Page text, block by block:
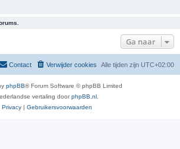
Ga naar
Alle tijden zijn UTC+02:00
Verwijder cookies
Contact
phpBB® Forum Software © phpBB Limited
vertaling doorphpBB.nl
Privacy | Gebruikersvoorwaarden